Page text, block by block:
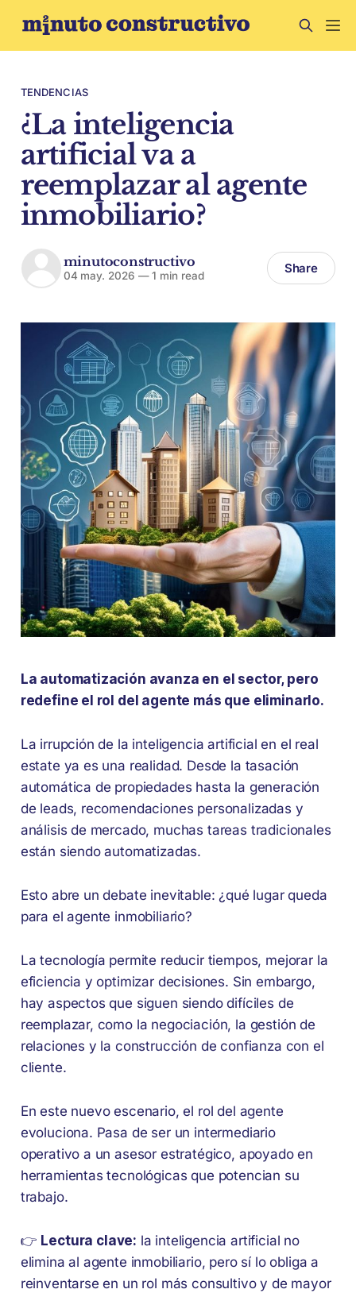
TENDENCIAS
¿La inteligencia
artificial va a
reemplazar al agente
inmobiliario?
minutoconstructivo
04 may. 2026 —1 min read Share
La automatización avanza en el sector, pero
redefine el rol del agente más que eliminarlo.
La irrupción de la inteligencia artificial en el real
estate ya es una realidad. Desde la tasación
automática de propiedades hasta la generación
de leads, recomendaciones personalizadas y
análisis de mercado, muchas tareas tradicionales
están siendo automatizadas.
Esto abre un debate inevitable: ¿qué lugar queda
para el agente inmobiliario?
La tecnología permite reducir tiempos, mejorar la
eficiencia y optimizar decisiones. Sin embargo,
hay aspectos que siguen siendo difíciles de
reemplazar, como la negociación, la gestión de
relaciones y la construcción de confianza con el
cliente.
En este nuevo escenario, el rol del agente
evoluciona. Pasa de ser un intermediario
operativo a un asesor estratégico, apoyado en
herramientas tecnológicas que potencian su
trabajo.
👉 Lectura clave: la inteligencia artificial no
elimina al agente inmobiliario, pero sí lo obliga a
reinventarse en un rol más consultivo y de mayor